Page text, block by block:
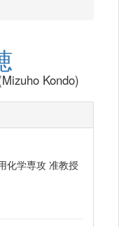
Kondo)
化学専攻 准教授